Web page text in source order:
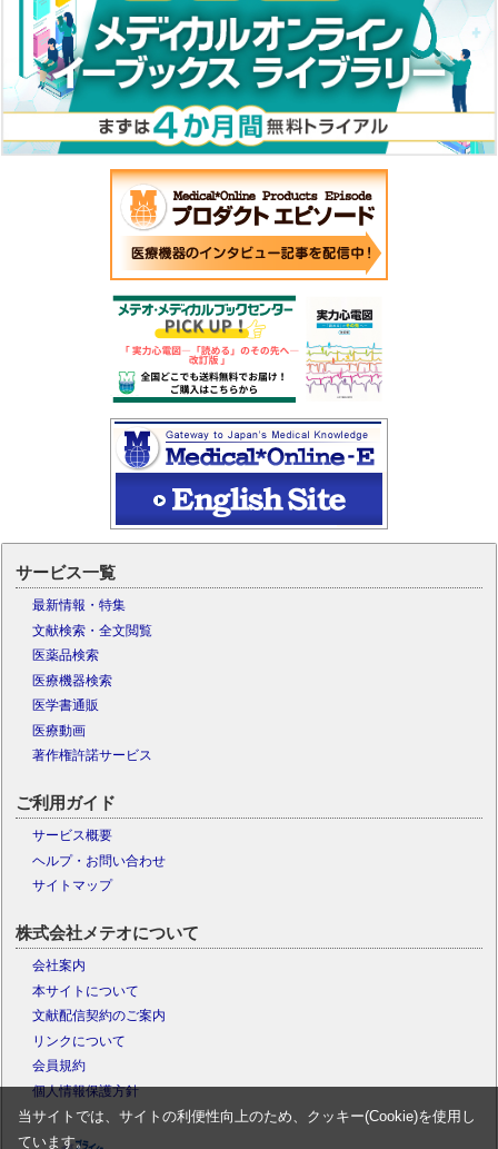
サービス一覧
最新情報・特集
文献検索・全文閲覧
医薬品検索
医療機器検索
医学書通販
医療動画
著作権許諾サービス
ご利用ガイド
サービス概要
ヘルプ・お問い合わせ
サイトマップ
株式会社メテオについて
会社案内
本サイトについて
文献配信契約のご案内
リンクについて
会員規約
個人情報保護方針
当サイトでは、サイトの利便性向上のため、クッキー(Cookie)を使用し
ています。